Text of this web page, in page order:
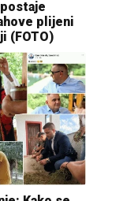
plijeni
(FOTO)